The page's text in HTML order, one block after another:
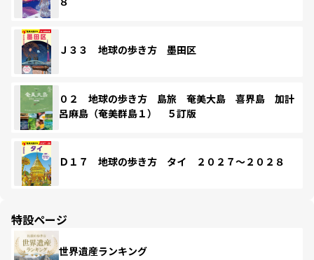
Ｊ３３ 地球の歩き方 墨田区
０２ 地球の歩き方 島旅 奄美大島 喜界島 加計
呂麻島（奄美群島１） ５訂版
Ｄ１７ 地球の歩き方 タイ ２０２７～２０２８
特設ページ
世界遺産ランキング